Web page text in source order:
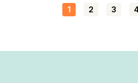
1 2 3